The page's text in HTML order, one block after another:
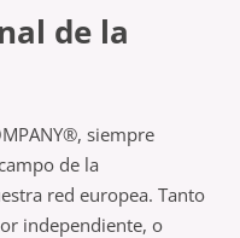
de la
siempre
de la
red europea. Tanto
independiente, o